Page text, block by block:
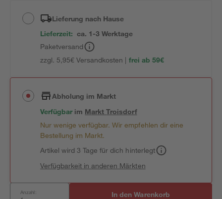
Lieferung nach Hause
Lieferzeit: ca. 1-3 Werktage
Paketversand
zzgl. 5,95€ Versandkosten | frei ab 59€
Abholung im Markt
Verfügbar im MarktTroisdorf
Nur wenige verfügbar. Wir empfehlen dir eine
Bestellung im Markt.
Artikel wird 3 Tage für dich hinterlegt
Verfügbarkeit in anderen Märkten
Anzahl: In den Warenkorb